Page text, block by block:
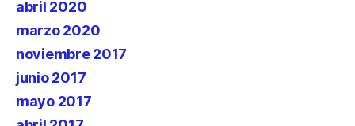
abril 2020
marzo 2020
noviembre 2017
junio 2017
mayo 2017